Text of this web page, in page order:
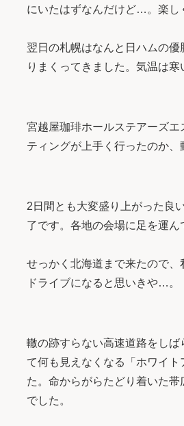
にいたはずなんだけど…。楽し
翌日の札幌はなんと日ハムの
りまくってきました。気温は
宮越屋珈琲ホールステアーズ
ティングが上手く行ったのか、
2日間とも大変盛り上がった良
了です。各地の会場に足を運ん
せっかく北海道まで来たので
ドライブになると思いきや…。
轍の跡すらない高速道路をし
て何も見えなくなる「ホワイ
た。命からがらたどり着いた
でした。